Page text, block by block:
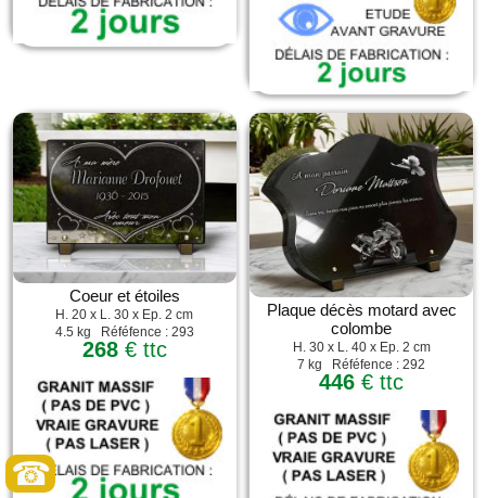
☎
Coeur et étoiles
H. 20 x L. 30 x Ep. 2 cm
4.5 kg Réféfence : 293
268€ ttc
Plaque décès motard avec
colombe
H. 30 x L. 40 x Ep. 2 cm
7 kg Réféfence : 292
446 € ttc